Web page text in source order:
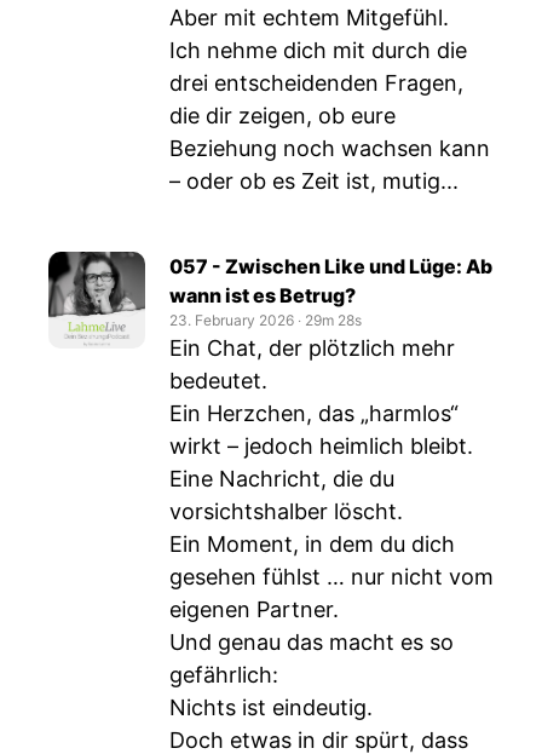
Aber mit echtem Mitgefühl.
Ich nehme dich mit durch die
drei entscheidenden Fragen,
die dir zeigen, ob eure
Beziehung noch wachsen kann
– oder ob es Zeit ist, mutig...
057 - Zwischen Like und Lüge: Ab
wann ist es Betrug?
23. February 2026 ‧ 29m 28s
Ein Chat, der plötzlich mehr
bedeutet.
Ein Herzchen, das „harmlos“
wirkt – jedoch heimlich bleibt.
Eine Nachricht, die du
vorsichtshalber löscht.
Ein Moment, in dem du dich
gesehen fühlst … nur nicht vom
eigenen Partner.
Und genau das macht es so
gefährlich:
Nichts ist eindeutig.
Doch etwas in dir spürt, dass